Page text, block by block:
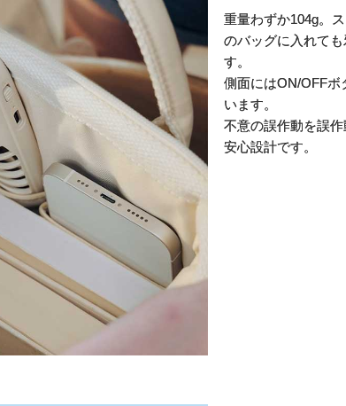
重量わずか104g。
のバッグに入れて
す。
側面にはON/OFFボ
います。
不意の誤作動を誤
安心設計です。